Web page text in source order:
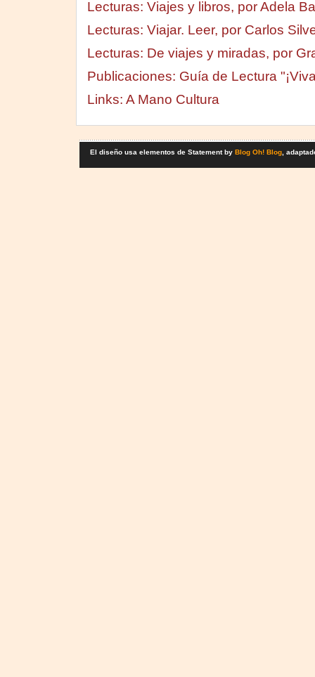
Lecturas: Viajes y libros, por Adela
Lecturas: Viajar. Leer, por Carlos
Lecturas: De viajes y miradas, por
Publicaciones: Guía de Lectura
Links: A Mano Cultura
El diseño usa elementos de Statement by Blog Oh! Blog,